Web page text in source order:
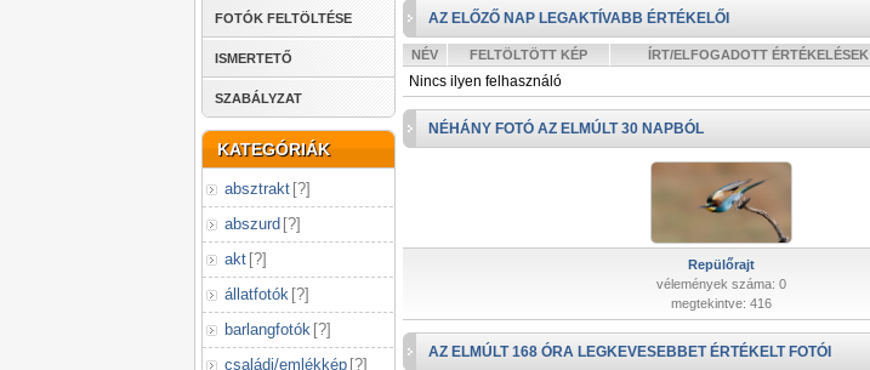
FOTÓK FELTÖLTÉSE
ISMERTETŐ
SZABÁLYZAT
KATEGÓRIÁK
absztrakt [?]
abszurd [?]
akt [?]
állatfotók [?]
barlangfotók [?]
családi/emlékkép [?]
AZ ELŐZŐ NAP LEGAKTÍVABB ÉRTÉKELŐI
NÉV FELTÖLTÖTT KÉP ÍRT/ELFOGADOTT ÉRTÉKELÉSEK
Nincs ilyen felhasználó
NÉHÁNY FOTÓ AZ ELMÚLT 30 NAPBÓL
Repülőrajt
vélemények száma: 0
megtekintve: 416
AZ ELMÚLT 168 ÓRA LEGKEVESEBBET ÉRTÉKELT FOTÓI